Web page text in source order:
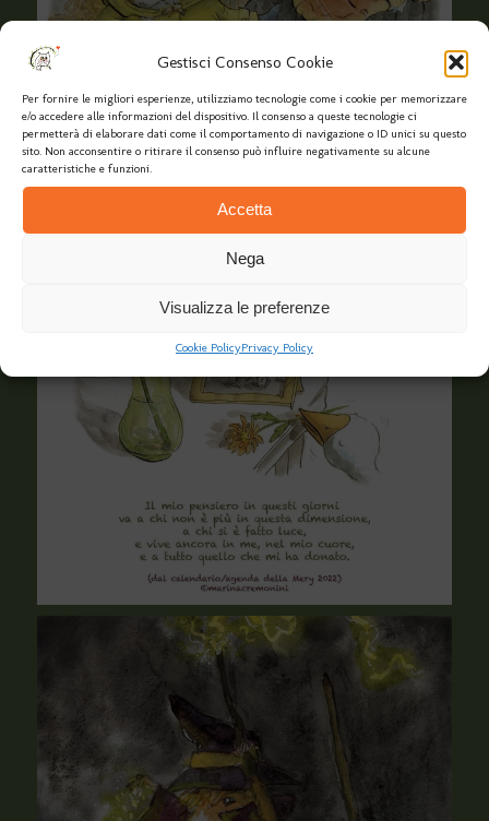
Gestisci Consenso Cookie
Per fornire le migliori esperienze, utilizziamo tecnologie come i cookie per memorizzare
e/o accedere alle informazioni del dispositivo. Il consenso a queste tecnologie ci
permetterà di elaborare dati come il comportamento di navigazione o ID unici su questo
sito. Non acconsentire o ritirare il consenso può influire negativamente su alcune
caratteristiche e funzioni.
Accetta
Nega
Visualizza le preferenze
Cookie PolicyPrivacy Policy